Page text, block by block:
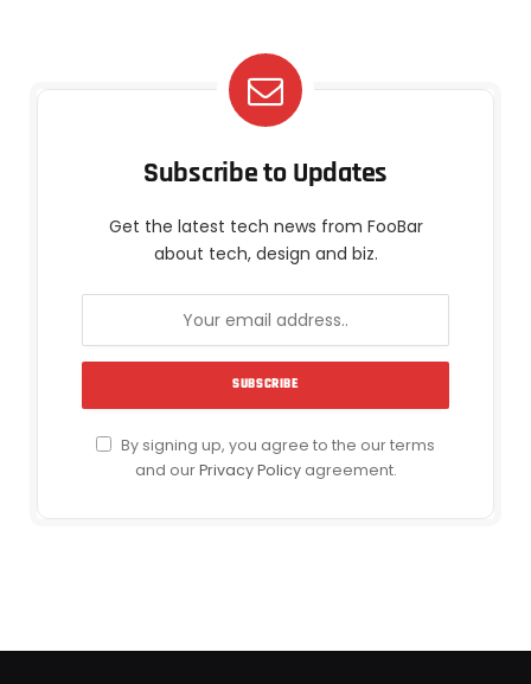
Subscribe to Updates
Get the latest tech news from FooBar
about tech, design and biz.
By signing up, you agree to the our terms
and ourPrivacy Policyagreement.